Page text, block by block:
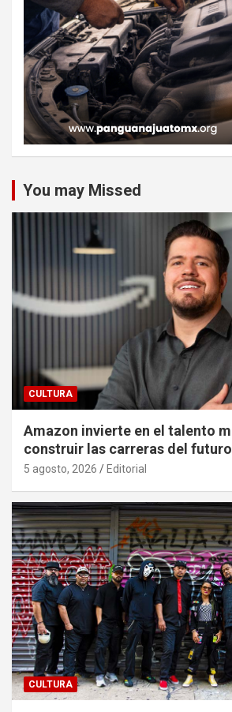
You may Missed
CULTURA
Amazon invierte en el talento
construir las carreras del futuro
5 agosto, 2026 Editorial
CULTURA